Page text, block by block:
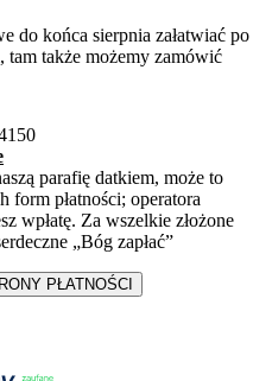
do końca sierpnia załatwiać po
także możemy zamówić
parafię datkiem, może to
form płatności; operatora
wpłatę. Za wszelkie złożone
„Bóg zapłać”
PŁATNOŚCI